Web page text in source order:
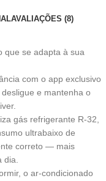
AVALIAÇÕES (8)
que se adapta à sua
com o app exclusivo
e mantenha o
gás refrigerante R-32,
ultrabaixo de
correto — mais
dia.
o ar-condicionado